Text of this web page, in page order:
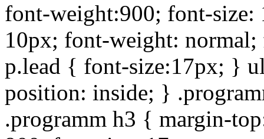
font-weight:900; font-
10px; font-weight:
p.lead { font-size:17px; }
position: inside; }
.programm h3 { margin-